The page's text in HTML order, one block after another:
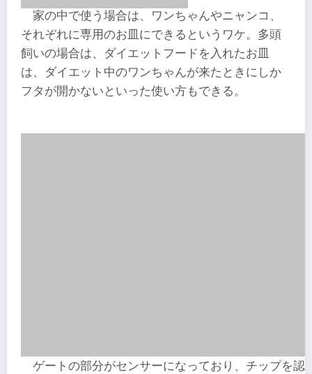
家の中で使う場合は、ワンちゃんやニャンコ、
それぞれに専用のお皿にできるというワケ。多頭
飼いの場合は、ダイエットフードを入れたお皿
は、ダイエット中のワンちゃんが来たときにしか
フタが開かないといった使い方もできる。
ゲートの部分がセンサーになっており、チップを認